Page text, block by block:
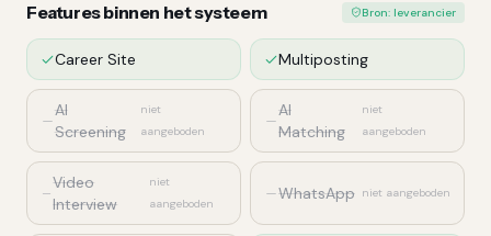
Features binnen het systeem Bron: leverancier
Career Site Multiposting
AI
Screening
niet
aangeboden
AI
Matching
niet
aangeboden
Video
Interview
niet
aangeboden
WhatsApp niet aangeboden